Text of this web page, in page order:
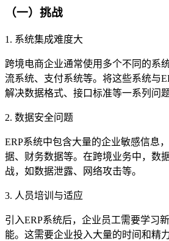
（一）挑战
1. 系统集成难度大
跨境电商企业通常使用多个不同的系
流系统、支付系统等。将这些系统与
解决数据格式、接口标准等一系列问
2. 数据安全问题
ERP系统中包含大量的企业敏感信息
据、财务数据等。在跨境业务中，数
战，如数据泄露、网络攻击等。
3. 人员培训与适应
引入ERP系统后，企业员工需要学习
能。这需要企业投入大量的时间和精